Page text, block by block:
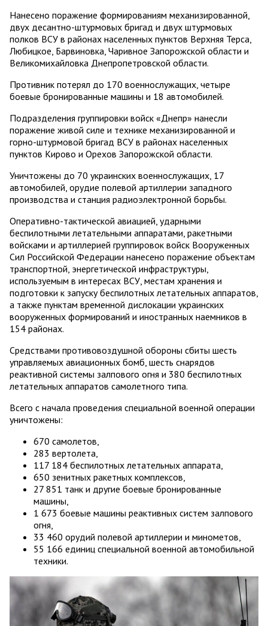
Нанесено поражение формированиям механизированной,
двух десантно-штурмовых бригад и двух штурмовых
полков ВСУ в районах населенных пунктов Верхняя Терса,
Любицкое, Барвиновка, Чаривное Запорожской области и
Великомихайловка Днепропетровской области.
Противник потерял до 170 военнослужащих, четыре
боевые бронированные машины и 18 автомобилей.
Подразделения группировки войск «Днепр» нанесли
поражение живой силе и технике механизированной и
горно-штурмовой бригад ВСУ в районах населенных
пунктов Кирово и Орехов Запорожской области.
Уничтожены до 70 украинских военнослужащих, 17
автомобилей, орудие полевой артиллерии западного
производства и станция радиоэлектронной борьбы.
Оперативно-тактической авиацией, ударными
беспилотными летательными аппаратами, ракетными
войсками и артиллерией группировок войск Вооруженных
Сил Российской Федерации нанесено поражение объектам
транспортной, энергетической инфраструктуры,
используемым в интересах ВСУ, местам хранения и
подготовки к запуску беспилотных летательных аппаратов,
а также пунктам временной дислокации украинских
вооруженных формирований и иностранных наемников в
154 районах.
Средствами противовоздушной обороны сбиты шесть
управляемых авиационных бомб, шесть снарядов
реактивной системы залпового огня и 380 беспилотных
летательных аппаратов самолетного типа.
Всего с начала проведения специальной военной операции
уничтожены:
670 самолетов,
283 вертолета,
117 184 беспилотных летательных аппарата,
650 зенитных ракетных комплексов,
27 851 танк и другие боевые бронированные
машины,
1 673 боевые машины реактивных систем залпового
огня,
33 460 орудий полевой артиллерии и минометов,
55 166 единиц специальной военной автомобильной
техники.